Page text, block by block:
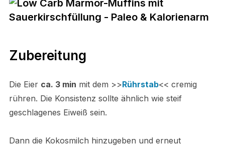
Zubereitung
Die Eier ca. 3 min mit dem >>Rührstab<< cremig
rühren. Die Konsistenz sollte ähnlich wie steif
geschlagenes Eiweiß sein.
Dann die Kokosmilch hinzugeben und erneut